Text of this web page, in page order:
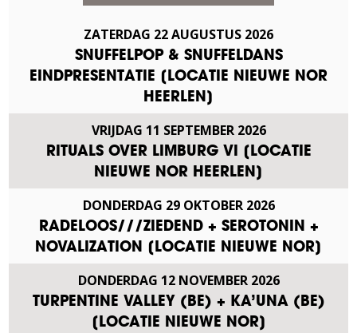
ZATERDAG 22AUGUSTUS 2026
SNUFFELPOP & SNUFFELDANS
EINDPRESENTATIE [LOCATIE NIEUWE NOR
HEERLEN]
VRIJDAG 11 SEPTEMBER 2026
RITUALS OVER LIMBURG VI [LOCATIE
NIEUWE NOR HEERLEN]
DONDERDAG 29 OKTOBER 2026
RADELOOS///ZIEDEND + SEROTONIN +
NOVALIZATION [LOCATIE NIEUWE NOR]
DONDERDAG 12 NOVEMBER 2026
TURPENTINE VALLEY (BE) + KA’UNA (BE)
[LOCATIE NIEUWE NOR]